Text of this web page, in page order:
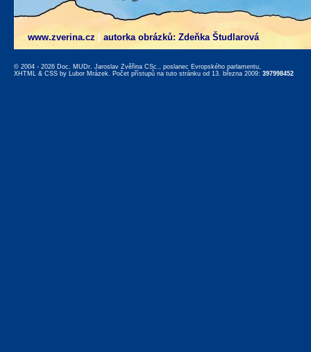
www.zverina.cz autorka obrázků: Zdeňka Študlarová
© 2004 - 2026 Doc. MUDr. Jaroslav Zvěřina CSc., poslanec Evropského parlamentu,
XHTML & CSS by Lubor Mrázek. Počet přístupů na tuto stránku od 13. března 2009: 397998452